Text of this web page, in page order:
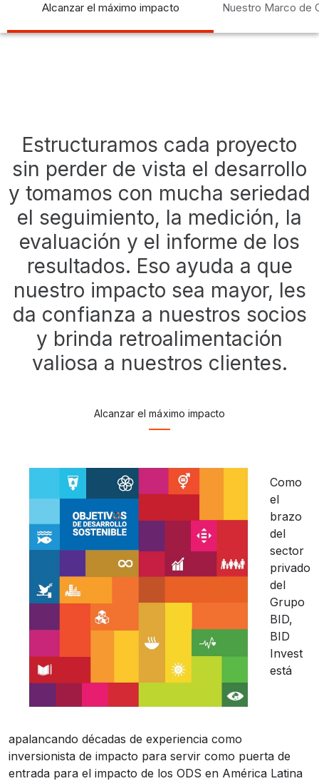
Alcanzar el máximo impacto Nuestro Marco de
Estructuramos cada proyecto
sin perder de vista el desarrollo
y tomamos con mucha seriedad
el seguimiento, la medición, la
evaluación y el informe de los
resultados. Eso ayuda a que
nuestro impacto sea mayor, les
da confianza a nuestros socios
y brinda retroalimentación
valiosa a nuestros clientes.
Alcanzar el máximo impacto
Como
el
brazo
del
sector
privado
del
Grupo
BID,
BID
Invest
está
apalancando décadas de experiencia como
inversionista de impacto para servir como puerta de
entrada para el impacto de los ODS en América Latina